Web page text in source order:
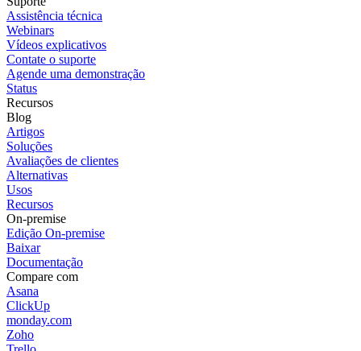
Assistência técnica
Webinars
Vídeos explicativos
Contate o suporte
Agende uma demonstração
Status
Recursos
Blog
Artigos
Soluções
Avaliações de clientes
Alternativas
Usos
Recursos
On-premise
Edição On-premise
Baixar
Documentação
Compare com
Asana
ClickUp
monday.com
Zoho